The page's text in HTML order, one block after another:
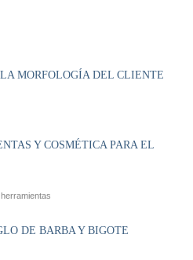
MORFOLOGÍA DEL CLIENTE
Y COSMÉTICA PARA EL
DE BARBA Y BIGOTE